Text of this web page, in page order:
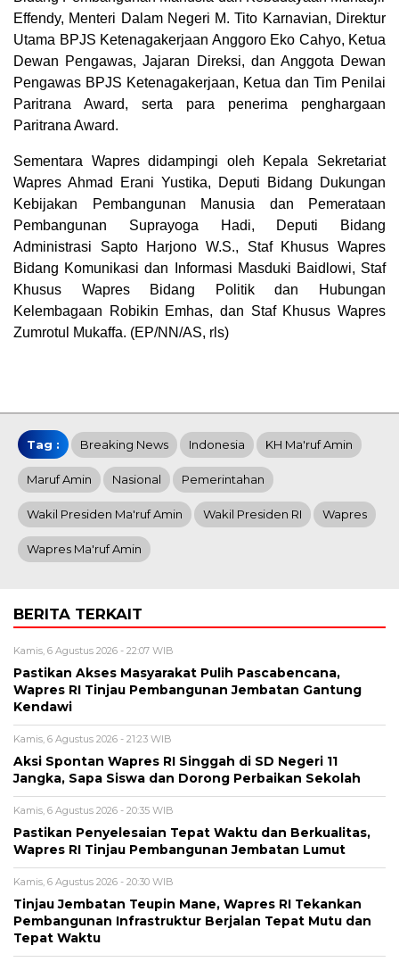
Effendy, Menteri Dalam Negeri M. Tito Karnavian, Direktur
Utama BPJS Ketenagakerjaan Anggoro Eko Cahyo, Ketua
Dewan Pengawas, Jajaran Direksi, dan Anggota Dewan
Pengawas BPJS Ketenagakerjaan, Ketua dan Tim Penilai
Paritrana Award, serta para penerima penghargaan
Paritrana Award.
Sementara Wapres didampingi oleh Kepala Sekretariat
Wapres Ahmad Erani Yustika, Deputi Bidang Dukungan
Kebijakan Pembangunan Manusia dan Pemerataan
Pembangunan Suprayoga Hadi, Deputi Bidang
Administrasi Sapto Harjono W.S., Staf Khusus Wapres
Bidang Komunikasi dan Informasi Masduki Baidlowi, Staf
Khusus Wapres Bidang Politik dan Hubungan
Kelembagaan Robikin Emhas, dan Staf Khusus Wapres
Zumrotul Mukaffa. (EP/NN/AS, rls)
Tag : Breaking News Indonesia KH Ma'ruf Amin
Maruf Amin Nasional Pemerintahan
Wakil Presiden Ma'ruf Amin Wakil Presiden RI Wapres
Wapres Ma'ruf Amin
BERITA TERKAIT
Kamis, 6 Agustus 2026 - 22:07 WIB
Pastikan Akses Masyarakat Pulih Pascabencana,
Wapres RI Tinjau Pembangunan Jembatan Gantung
Kendawi
Kamis, 6 Agustus 2026 - 21:23 WIB
Aksi Spontan Wapres RI Singgah di SD Negeri 11
Jangka, Sapa Siswa dan Dorong Perbaikan Sekolah
Kamis, 6 Agustus 2026 - 20:35 WIB
Pastikan Penyelesaian Tepat Waktu dan Berkualitas,
Wapres RI Tinjau Pembangunan Jembatan Lumut
Kamis, 6 Agustus 2026 - 20:30 WIB
Tinjau Jembatan Teupin Mane, Wapres RI Tekankan
Pembangunan Infrastruktur Berjalan Tepat Mutu dan
Tepat Waktu